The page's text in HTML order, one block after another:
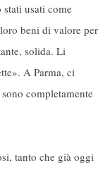
stati usati come
beni di valore per
solida. Li
A Parma, ci
completamente
tanto che già oggi